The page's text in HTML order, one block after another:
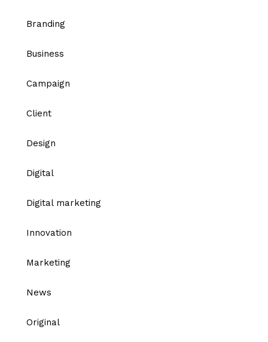
Branding
Business
Campaign
Client
Design
Digital
Digital marketing
Innovation
Marketing
News
Original